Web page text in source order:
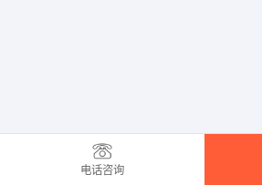
电话咨询